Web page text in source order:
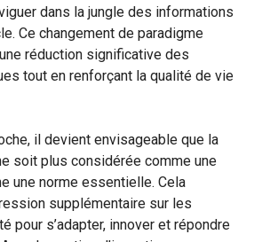
dans la jungle des informations
Ce changement de paradigme
réduction significative des
tout en renforçant la qualité de vie
il devient envisageable que la
soit plus considérée comme une
une norme essentielle. Cela
supplémentaire sur les
pour s’adapter, innover et répondre